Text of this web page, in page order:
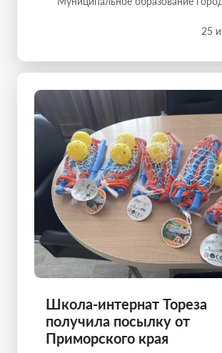
25
Школа-интернат Тореза
получила посылку от
Приморского края